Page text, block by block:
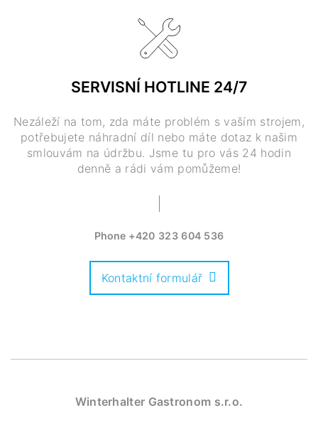
SERVISNÍ HOTLINE 24/7
Nezáleží na tom, zda máte problém s vaším strojem,
potřebujete náhradní díl nebo máte dotaz k našim
smlouvám na údržbu. Jsme tu pro vás 24 hodin
denně a rádi vám pomůžeme!
Phone +420 323 604 536
Kontaktní formulář
Winterhalter Gastronom s.r.o.